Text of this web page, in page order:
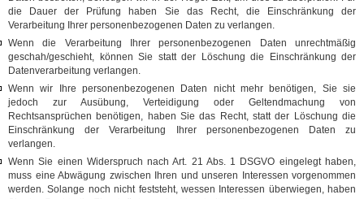
die Dauer der Prüfung haben Sie das Recht, die Einschränkung der
Verarbeitung Ihrer personenbezogenen Daten zu verlangen.
Wenn die Verarbeitung Ihrer personenbezogenen Daten unrechtmäßig
geschah/geschieht, können Sie statt der Löschung die Einschränkung der
Datenverarbeitung verlangen.
Wenn wir Ihre personenbezogenen Daten nicht mehr benötigen, Sie sie
jedoch zur Ausübung, Verteidigung oder Geltendmachung von
Rechtsansprüchen benötigen, haben Sie das Recht, statt der Löschung die
Einschränkung der Verarbeitung Ihrer personenbezogenen Daten zu
verlangen.
Wenn Sie einen Widerspruch nach Art. 21 Abs. 1 DSGVO eingelegt haben,
muss eine Abwägung zwischen Ihren und unseren Interessen vorgenommen
werden. Solange noch nicht feststeht, wessen Interessen überwiegen, haben